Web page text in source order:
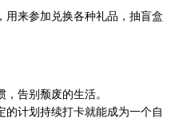
来参加兑换各种礼品，抽盲盒
告别颓废的生活。
计划持续打卡就能成为一个自